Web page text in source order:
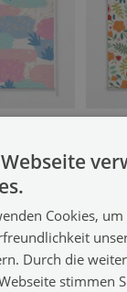
00007863)
44.99 €
Cookies, um
Durch die
stimmen